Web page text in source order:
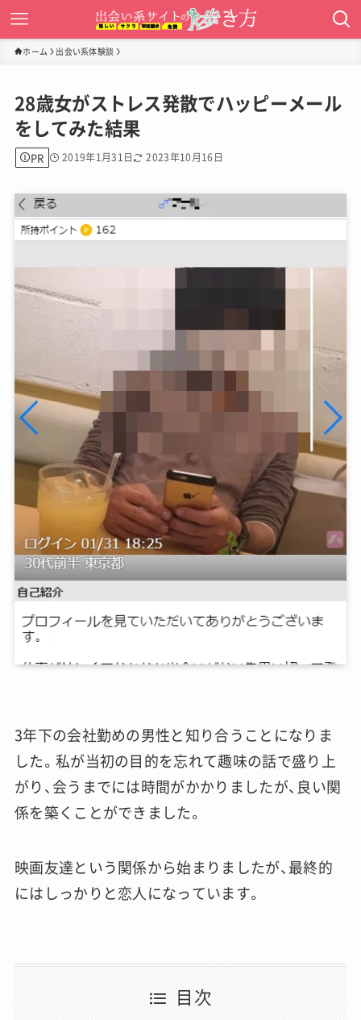
ホーム 出会い系体験談
28歳女がストレス発散でハッピーメール
をしてみた結果
PR 2019年1月31日 2023年10月16日
3年下の会社勤めの男性と知り合うことになりま
した。私が当初の目的を忘れて趣味の話で盛り上
がり、会うまでには時間がかかりましたが、良い関
係を築くことができました。
映画友達という関係から始まりましたが、最終的
にはしっかりと恋人になっています。
目次